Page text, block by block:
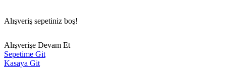
Alışveriş sepetiniz boş!
Alışverişe Devam Et
Sepetime Git
Kasaya Git